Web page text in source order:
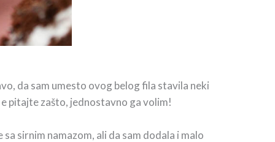
da sam umesto ovog belog fila stavila neki
pitajte zašto, jednostavno ga volim!
sirnim namazom, ali da sam dodala i malo